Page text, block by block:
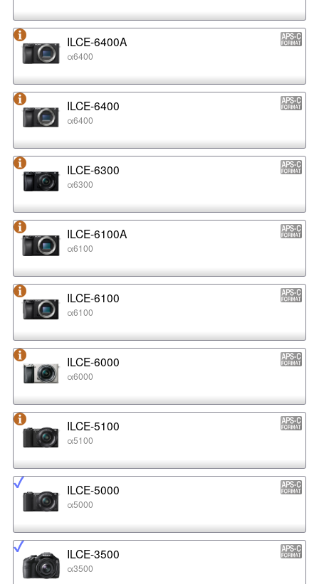
ILCE-6400A
α6400
ILCE-6400
α6400
ILCE-6300
α6300
ILCE-6100A
α6100
ILCE-6100
α6100
ILCE-6000
α6000
ILCE-5100
α5100
ILCE-5000
α5000
ILCE-3500
α3500